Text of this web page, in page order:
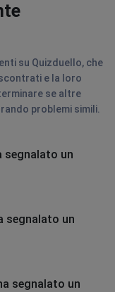
su Quizduello, che
e la loro
se altre
problemi simili.
segnalato un
segnalato un
segnalato un